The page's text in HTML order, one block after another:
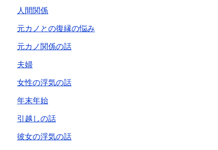
人間関係
元カノとの復縁の悩み
元カノ関係の話
夫婦
女性の浮気の話
年末年始
引越しの話
彼女の浮気の話